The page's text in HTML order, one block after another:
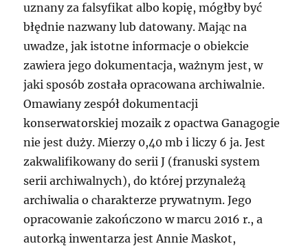
uznany za falsyfikat albo kopię, mógłby być
błędnie nazwany lub datowany. Mając na
uwadze, jak istotne informacje o obiekcie
zawiera jego dokumentacja, ważnym jest, w
jaki sposób została opracowana archiwalnie.
Omawiany zespół dokumentacji
konserwatorskiej mozaik z opactwa Ganagogie
nie jest duży. Mierzy 0,40 mb i liczy 6 ja. Jest
zakwalifikowany do serii J (franuski system
serii archiwalnych), do której przynależą
archiwalia o charakterze prywatnym. Jego
opracowanie zakończono w marcu 2016 r., a
autorką inwentarza jest Annie Maskot,